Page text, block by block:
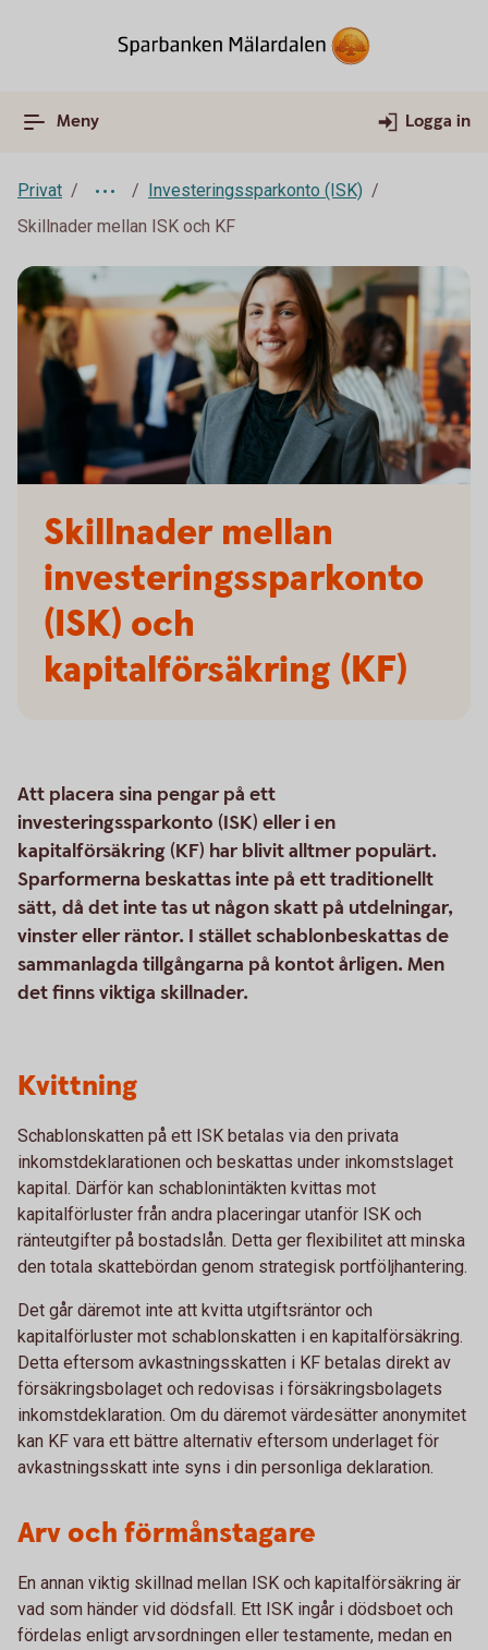
Meny Logga in
Privat
Investeringssparkonto (ISK)
Skillnader mellan ISK och KF
Skillnader mellan
investeringssparkonto
(ISK) och
kapitalförsäkring (KF)
Att placera sina pengar på ett
investeringssparkonto (ISK) eller i en
kapitalförsäkring (KF) har blivit alltmer populärt.
Sparformerna beskattas inte på ett traditionellt
sätt, då det inte tas ut någon skatt på utdelningar,
vinster eller räntor. I stället schablonbeskattas de
sammanlagda tillgångarna på kontot årligen. Men
det finns viktiga skillnader.
Kvittning
Schablonskatten på ett ISK betalas via den privata
inkomstdeklarationen och beskattas under inkomstslaget
kapital. Därför kan schablonintäkten kvittas mot
kapitalförluster från andra placeringar utanför ISK och
ränteutgifter på bostadslån. Detta ger flexibilitet att minska
den totala skattebördan genom strategisk portföljhantering.
Det går däremot inte att kvitta utgiftsräntor och
kapitalförluster mot schablonskatten i en kapitalförsäkring.
Detta eftersom avkastningsskatten i KF betalas direkt av
försäkringsbolaget och redovisas i försäkringsbolagets
inkomstdeklaration. Om du däremot värdesätter anonymitet
kan KF vara ett bättre alternativ eftersom underlaget för
avkastningsskatt inte syns i din personliga deklaration.
Arv och förmånstagare
En annan viktig skillnad mellan ISK och kapitalförsäkring är
vad som händer vid dödsfall. Ett ISK ingår i dödsboet och
fördelas enligt arvsordningen eller testamente, medan en